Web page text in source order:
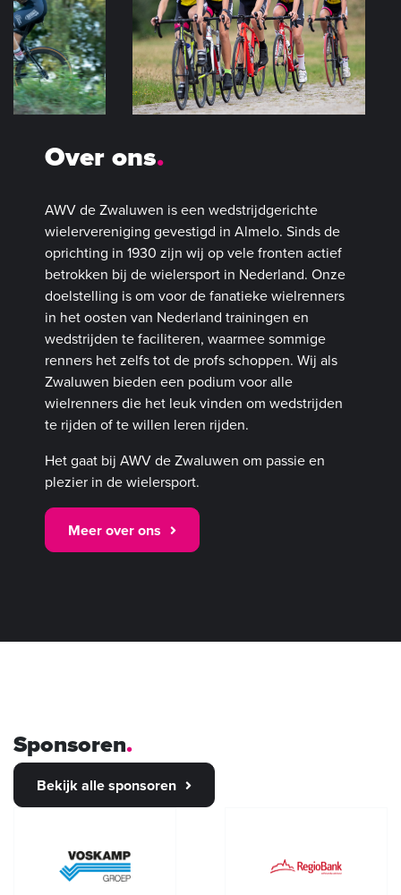
Over ons
AWV de Zwaluwen is een wedstrijdgerichte
wielervereniging gevestigd in Almelo. Sinds de
oprichting in 1930 zijn wij op vele fronten actief
betrokken bij de wielersport in Nederland. Onze
doelstelling is om voor de fanatieke wielrenners
in het oosten van Nederland trainingen en
wedstrijden te faciliteren, waarmee sommige
renners het zelfs tot de profs schoppen. Wij als
Zwaluwen bieden een podium voor alle
wielrenners die het leuk vinden om wedstrijden
te rijden of te willen leren rijden.
Het gaat bij AWV de Zwaluwen om passie en
plezier in de wielersport.
Meer over ons
Sponsoren
Bekijk alle sponsoren